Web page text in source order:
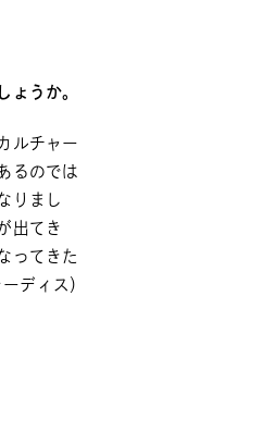
ょうか。
ルチャー
るのでは
りまし
出てき
ってきた
ディス）